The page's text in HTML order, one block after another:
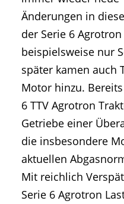
Änderungen in
der Serie 6
beispielsweise nur
später kamen auch
Motor hinzu.
6 TTV Agrotron
Getriebe einer
die insbesondere
aktuellen
Mit reichlich
Serie 6 Agrotron